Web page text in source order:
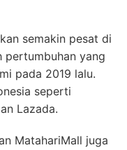
semakin pesat di
yang
pada 2019 lalu.
seperti
Lazada.
MatahariMall juga